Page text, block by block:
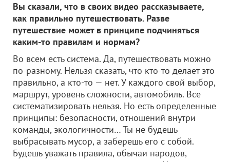
Вы сказали, что в своих видео рассказываете,
как правильно путешествовать. Разве
путешествие может в принципе подчиняться
каким-то правилам и нормам?
Во всем есть система. Да, путешествовать можно
по-разному. Нельзя сказать, что кто-то делает это
правильно, а кто-то — нет. У каждого свой выбор,
маршрут, уровень сложности, автомобиль. Все
систематизировать нельзя. Но есть определенные
принципы: безопасности, отношений внутри
команды, экологичности… Ты не будешь
выбрасывать мусор, а заберешь его с собой.
Будешь уважать правила, обычаи народов,